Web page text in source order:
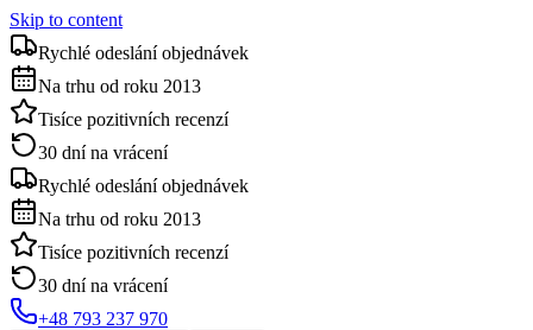
Skip to content
Rychlé odeslání objednávek
Na trhu od roku 2013
Tisíce pozitivních recenzí
30 dní na vrácení
Rychlé odeslání objednávek
Na trhu od roku 2013
Tisíce pozitivních recenzí
30 dní na vrácení
+48 793 237 970